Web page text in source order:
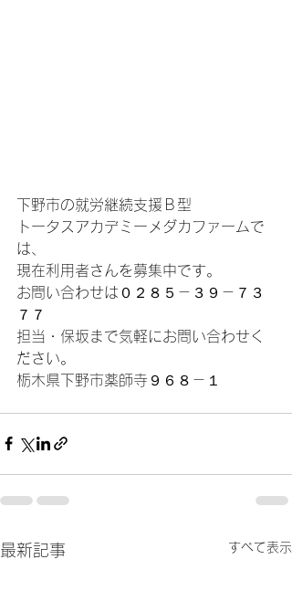
下野市の就労継続支援Ｂ型
トータスアカデミーメダカファームで
は、
現在利用者さんを募集中です。
お問い合わせは０２８５－３９－７３
７７
担当・保坂まで気軽にお問い合わせく
ださい。
栃木県下野市薬師寺９６８－１
最新記事 すべて表示